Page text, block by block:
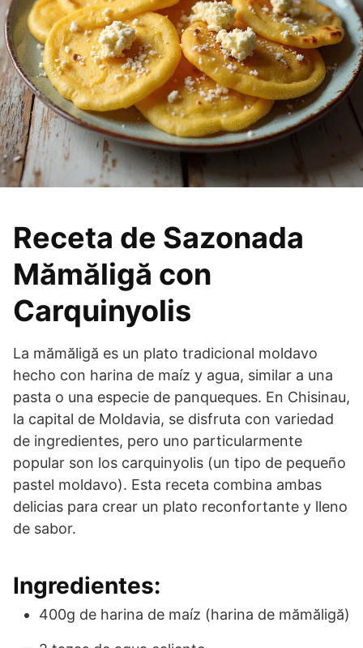
Receta de Sazonada
Mămăligă con
Carquinyolis
La mămăligă es un plato tradicional moldavo
hecho con harina de maíz y agua, similar a una
pasta o una especie de panqueques. En Chisinau,
la capital de Moldavia, se disfruta con variedad
de ingredientes, pero uno particularmente
popular son los carquinyolis (un tipo de pequeño
pastel moldavo). Esta receta combina ambas
delicias para crear un plato reconfortante y lleno
de sabor.
Ingredientes:
400g de harina de maíz (harina de mămăligă)